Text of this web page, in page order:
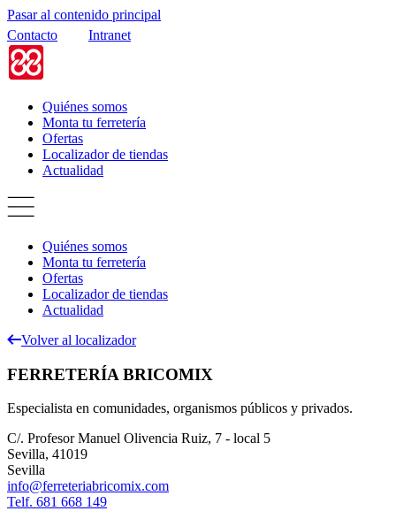
Pasar al contenido principal
Contacto
Intranet
Quiénes somos
Monta tu ferretería
Ofertas
Localizador de tiendas
Actualidad
Quiénes somos
Monta tu ferretería
Ofertas
Localizador de tiendas
Actualidad
Volver al localizador
FERRETERÍA BRICOMIX
Especialista en comunidades, organismos públicos y privados.
C/. Profesor Manuel Olivencia Ruiz, 7 - local 5
Sevilla, 41019
Sevilla
info@ferreteriabricomix.com
Telf. 681 668 149